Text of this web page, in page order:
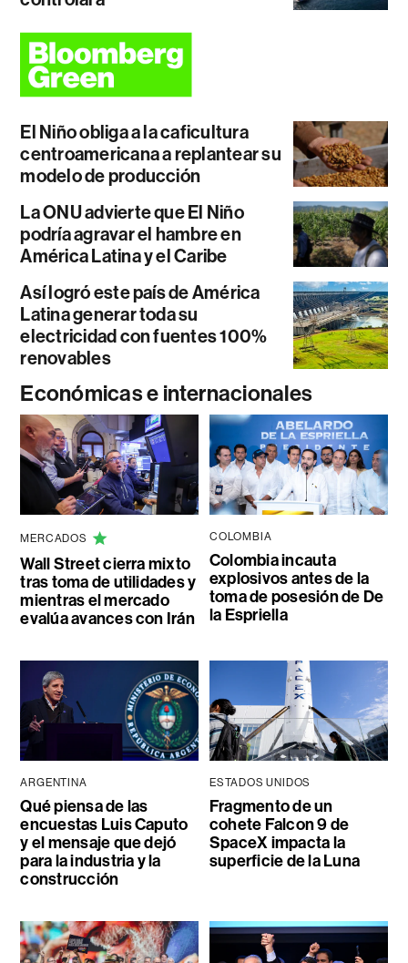
El Niño obliga a la caficultura
centroamericana a replantear su
modelo de producción
La ONU advierte que El Niño
podría agravar el hambre en
América Latina y el Caribe
Así logró este país de América
Latina generar toda su
electricidad con fuentes 100%
renovables
Económicas e internacionales
MERCADOS
Wall Street cierra mixto
tras toma de utilidades y
mientras el mercado
evalúa avances con Irán
COLOMBIA
Colombia incauta
explosivos antes de la
toma de posesión de De
la Espriella
ARGENTINA
Qué piensa de las
encuestas Luis Caputo
y el mensaje que dejó
para la industria y la
construcción
ESTADOS UNIDOS
Fragmento de un
cohete Falcon 9 de
SpaceX impacta la
superficie de la Luna